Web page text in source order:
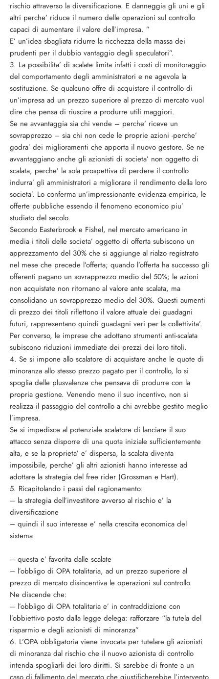
rischio attraverso la diversificazione. E danneggia gli uni e gli
altri perche’ riduce il numero delle operazioni sul controllo
capaci di aumentare il valore dell’impresa. ”
E’ un’idea sbagliata ridurre la ricchezza della massa dei
prudenti per il dubbio vantaggio degli speculatori”.
3. La possibilita’ di scalate limita infatti i costi di monitoraggio
del comportamento degli amministratori e ne agevola la
sostituzione. Se qualcuno offre di acquistare il controllo di
un’impresa ad un prezzo superiore al prezzo di mercato vuol
dire che pensa di riuscire a produrre utili maggiori.
Se ne avvantaggia sia chi vende – perche’ riceve un
sovrapprezzo – sia chi non cede le proprie azioni -perche’
godra’ dei miglioramenti che apporta il nuovo gestore. Se ne
avvantaggiano anche gli azionisti di societa’ non oggetto di
scalata, perche’ la sola prospettiva di perdere il controllo
indurra’ gli amministratori a migliorare il rendimento della loro
societa’. Lo conferma un’impressionante evidenza empirica, le
offerte pubbliche essendo il fenomeno economico piu’
studiato del secolo.
Secondo Easterbrook e Fishel, nel mercato americano in
media i titoli delle societa’ oggetto di offerta subiscono un
apprezzamento del 30% che si aggiunge al rialzo registrato
nel mese che precede l’offerta; quando l’offerta ha successo gli
offerenti pagano un sovrapprezzo medio del 50%; le azioni
non acquistate non ritornano al valore ante scalata, ma
consolidano un sovrapprezzo medio del 30%. Questi aumenti
di prezzo dei titoli riflettono il valore attuale dei guadagni
futuri, rappresentano quindi guadagni veri per la collettivita’.
Per converso, le imprese che adottano strumenti anti-scalata
subiscono riduzioni immediate dei prezzi dei loro titoli.
4. Se si impone allo scalatore di acquistare anche le quote di
minoranza allo stesso prezzo pagato per il controllo, lo si
spoglia delle plusvalenze che pensava di produrre con la
propria gestione. Venendo meno il suo incentivo, non si
realizza il passaggio del controllo a chi avrebbe gestito meglio
l’impresa.
Se si impedisce al potenziale scalatore di lanciare il suo
attacco senza disporre di una quota iniziale sufficientemente
alta, e se la proprieta’ e’ dispersa, la scalata diventa
impossibile, perche’ gli altri azionisti hanno interesse ad
adottare la strategia del free rider (Grossman e Hart).
5. Ricapitolando i passi del ragionamento:
– la strategia dell’investitore avverso al rischio e’ la
diversificazione
– quindi il suo interesse e’ nella crescita economica del
sistema
– questa e’ favorita dalle scalate
– l’obbligo di OPA totalitaria, ad un prezzo superiore al
prezzo di mercato disincentiva le operazioni sul controllo.
Ne discende che:
– l’obbligo di OPA totalitaria e’ in contraddizione con
l’obbiettivo posto dalla legge delega: rafforzare “la tutela del
risparmio e degli azionisti di minoranza”
6. L’OPA obbligatoria viene invocata per tutelare gli azionisti
di minoranza dal rischio che il nuovo azionista di controllo
intenda spogliarli dei loro diritti. Si sarebbe di fronte a un